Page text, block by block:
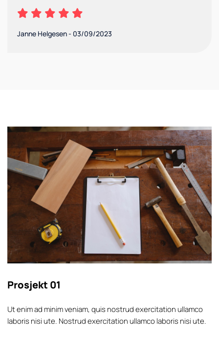
Janne Helgesen- 03/09/2023
Prosjekt 01
Ut enim ad minim veniam, quis nostrud exercitation ullamco
laboris nisi ute. Nostrud exercitation ullamco laboris nisi ute.